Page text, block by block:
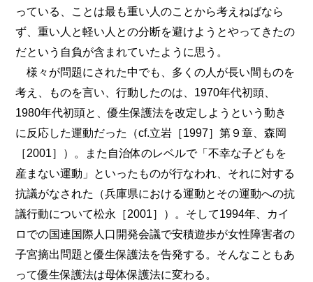
っている、ことは最も重い人のことから考えねばなら
ず、重い人と軽い人との分断を避けようとやってきたの
だという自負が含まれていたように思う。
様々が問題にされた中でも、多くの人が長い間ものを
考え、ものを言い、行動したのは、1970年代初頭、
1980年代初頭と、優生保護法を改定しようという動き
に反応した運動だった（cf.立岩［1997］第９章、森岡
［2001］）。また自治体のレベルで「不幸な子どもを
産まない運動」といったものが行なわれ、それに対する
抗議がなされた（兵庫県における運動とその運動への抗
議行動について松永［2001］）。そして1994年、カイ
ロでの国連国際人口開発会議で安積遊歩が女性障害者の
子宮摘出問題と優生保護法を告発する。そんなこともあ
って優生保護法は母体保護法に変わる。